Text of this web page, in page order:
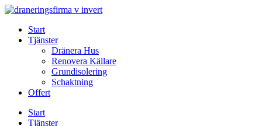
Skip
contentStart
Tjänster
Dränera Hus
Renovera Källare
Grundisolering
Schaktning
Offert
Start
Tjänster